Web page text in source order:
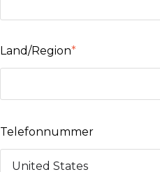
Land/Region*
Telefonnummer